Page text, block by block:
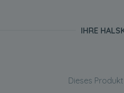
IHRE
Dieses